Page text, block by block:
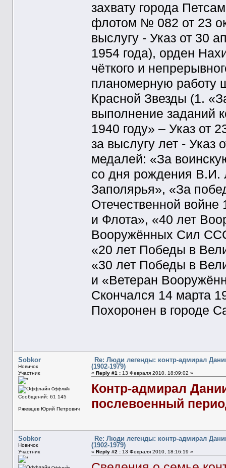
захвату города
флотом № 082 от 23
выслугу - Указ от 30
1954 года), орден
чёткого и
планомерную работу
Красной Звезды (1.
выполнение заданий
1940 году» – Указ от
за выслугу лет - Указ
медалей: «За
со дня рождения В.И.
Заполярья», «За
Отечественной войне
и Флота», «40 лет
Вооружённых Сил
«20 лет Победы в
«30 лет Победы в
и «Ветеран
Скончался 14 марта
Похоронен в городе
Sobkor
Новичок
Участник
Оффлайн
Сообщений: 61 145
Ржевцев Юрий Петрович
Re: Люди легенды: контр-адмирал
(1902-1979)
« Reply #1 :13 Февраля 2010, 18:09:02 »
Контр-адмирал
послевоенный
Sobkor
Новичок
Участник
Re: Люди легенды: контр-адмирал
(1902-1979)
« Reply #2 :13 Февраля 2010, 18:16:19 »